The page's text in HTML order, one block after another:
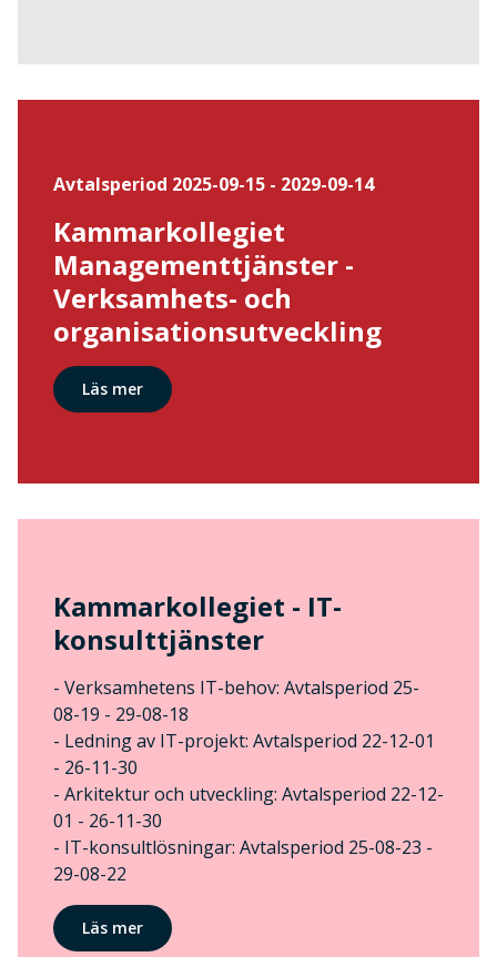
Avtalsperiod 2025-09-15 - 2029-09-14
Kammarkollegiet
Managementtjänster -
Verksamhets- och
organisationsutveckling
Läs mer
Kammarkollegiet - IT-
konsulttjänster
- Verksamhetens IT-behov: Avtalsperiod 25-
08-19 - 29-08-18
- Ledning av IT-projekt: Avtalsperiod 22-12-01
- 26-11-30
- Arkitektur och utveckling: Avtalsperiod 22-12-
01 - 26-11-30
- IT-konsultlösningar: Avtalsperiod 25-08-23 -
29-08-22
Läs mer